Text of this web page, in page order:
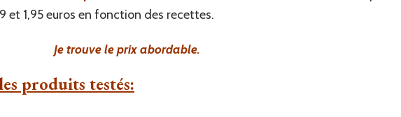
et 1,95 euros en fonction des recettes.
Je trouve le prix abordable.
produits testés: